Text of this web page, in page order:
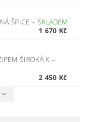
ŠPICE – SKLADEM
1 670 Kč
ŠIROKÁ K –
2 450 Kč